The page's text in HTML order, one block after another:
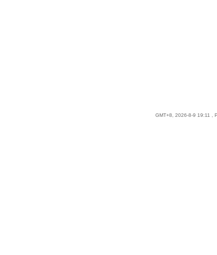
GMT+8, 2026-8-9 19:11 ,